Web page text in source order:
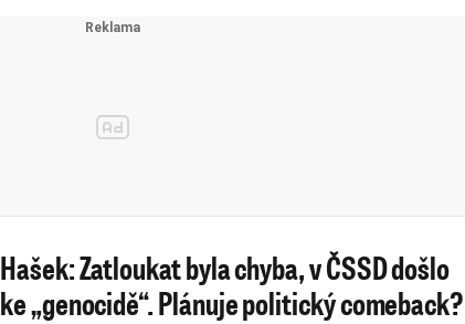
Hašek: Zatloukat byla chyba, v ČSSD došlo
ke „genocidě“. Plánuje politický comeback?